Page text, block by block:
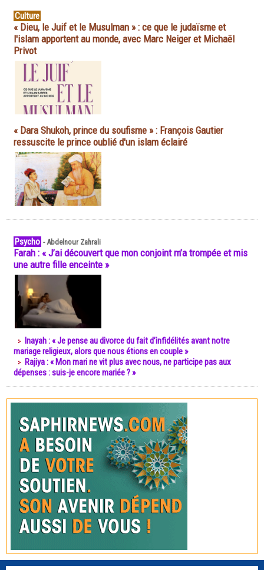
Culture
« Dieu, le Juif et le Musulman » : ce que le judaïsme et
l'islam apportent au monde, avec Marc Neiger et Michaël
Privot
« Dara Shukoh, prince du soufisme » : François Gautier
ressuscite le prince oublié d'un islam éclairé
Psycho -Abdelnour Zahrali
Farah : « J’ai découvert que mon conjoint m’a trompée et mis
une autre fille enceinte »
Inayah : « Je pense au divorce du fait d’infidélités avant notre
mariage religieux, alors que nous étions en couple »
Rajiya : « Mon mari ne vit plus avec nous, ne participe pas aux
dépenses : suis-je encore mariée ? »